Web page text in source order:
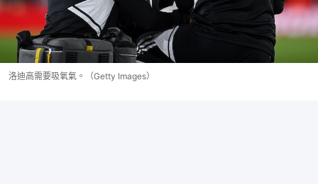
洛迪高需要吸氧氣。（Getty Images）